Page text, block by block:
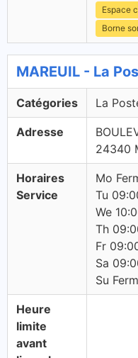
Espace
Borne
MAREUIL - La
Catégories La
Adresse
24340
Horaires
Service
Mo
Tu
We
Th
Fr
Sa
Su
Heure
limite
avant